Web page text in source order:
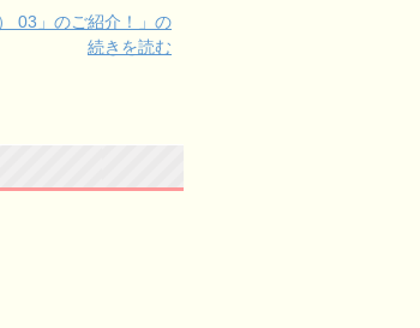
03」のご紹介！」の
続きを読む